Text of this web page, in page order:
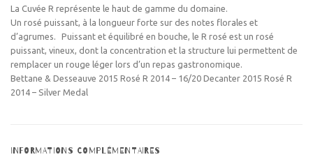
La Cuvée R représente le haut de gamme du domaine.
Un rosé puissant, à la longueur forte sur des notes florales et
d’agrumes. Puissant et équilibré en bouche, le R rosé est un rosé
puissant, vineux, dont la concentration et la structure lui permettent de
remplacer un rouge léger lors d’un repas gastronomique.
Bettane & Desseauve 2015 Rosé R 2014 – 16/20 Decanter 2015 Rosé R
2014 – Silver Medal
INFORMATIONS COMPLÉMENTAIRES